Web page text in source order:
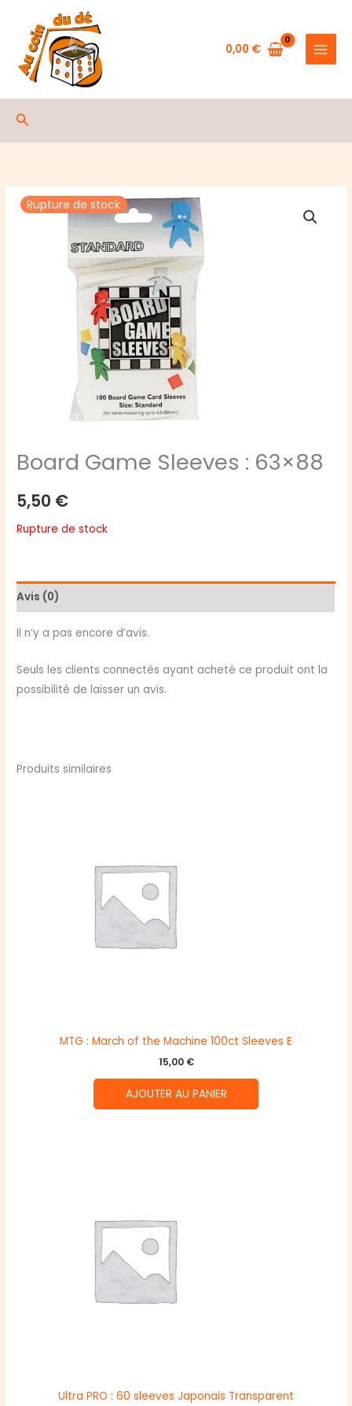
contenu
0,00 €
Rechercher
Rupture de stock
Board Game Sleeves : 63×88
5,50 €
Rupture de stock
Avis (0)
Il n’y a pas encore d’avis.
Seuls les clients connectés ayant acheté ce produit ont la
possibilité de laisser un avis.
Produits similaires
MTG : March of the Machine 100ct Sleeves E
15,00 €
AJOUTER AU PANIER
Ultra PRO : 60 sleeves Japonais Transparent